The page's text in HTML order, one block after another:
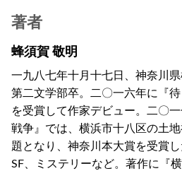
著者
蜂須賀 敬明
一九八七年十月十七日、神奈川
第二文学部卒。二〇一六年に『
を受賞して作家デビュー。二〇
戦争』では、横浜市十八区の土
題となり、神奈川本大賞を受賞し
SF、ミステリーなど。著作に『